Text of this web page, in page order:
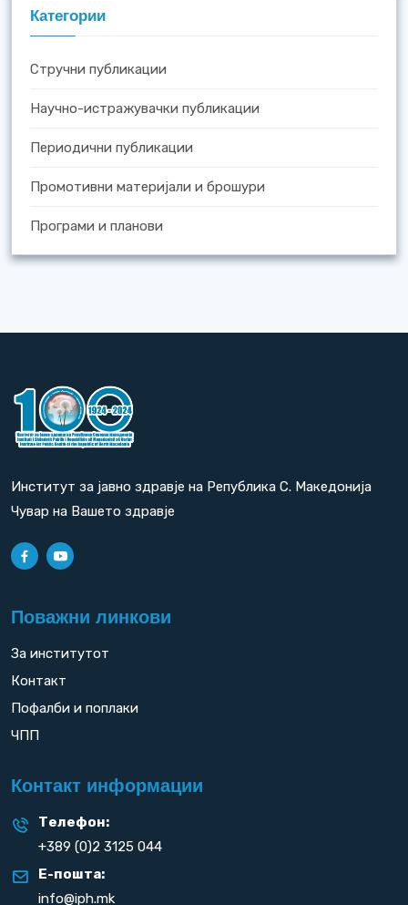
Категории
Стручни публикации
Научно-истражувачки публикации
Периодични публикации
Промотивни материјали и брошури
Програми и планови
Институт за јавно здравје на Република С. Македонија
Чувар на Вашето здравје
Поважни линкови
За институтот
Контакт
Пофалби и поплаки
ЧПП
Контакт информации
Телефон:
+389 (0)2 3125 044
Е-пошта:
info@iph.mk